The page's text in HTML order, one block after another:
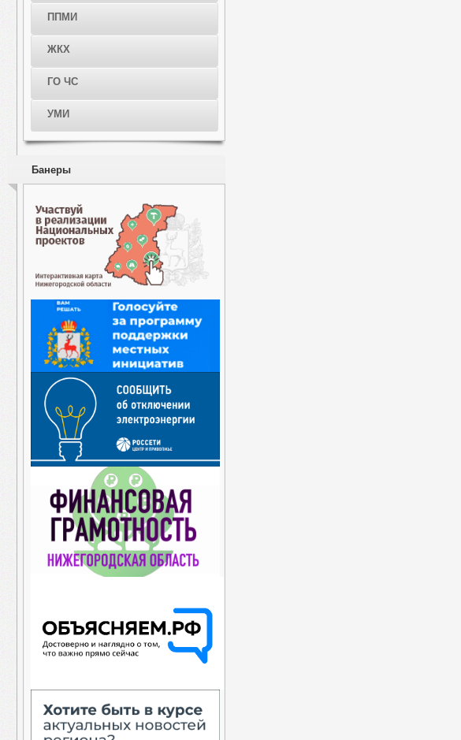
ППМИ
ЖКХ
ГО ЧС
УМИ
Банеры